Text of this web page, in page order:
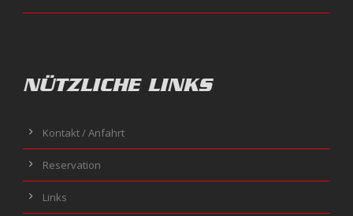
NÜTZLICHE LINKS
Kontakt / Anfahrt
Reservation
Links